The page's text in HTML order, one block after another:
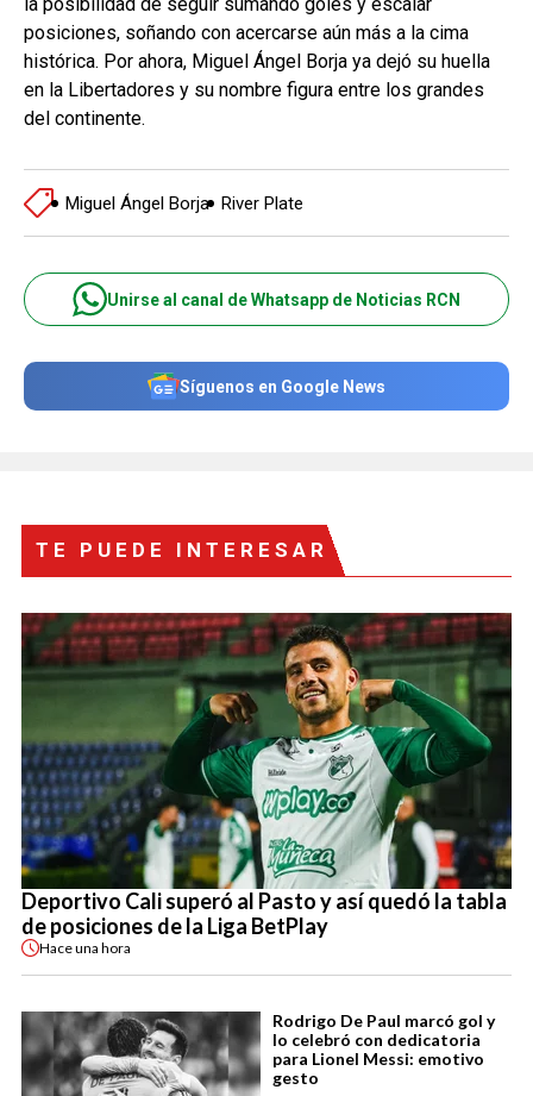
posiciones, soñando con acercarse aún más a la cima
histórica. Por ahora, Miguel Ángel Borja ya dejó su huella
en la Libertadores y su nombre figura entre los grandes
del continente.
Miguel Ángel Borja River Plate
Unirse al canal de Whatsapp de Noticias RCN
Síguenos en Google News
TE PUEDE INTERESAR
Deportivo Cali superó al Pasto y así quedó la tabla
de posiciones de la Liga BetPlay
Haceuna hora
Rodrigo De Paul marcó gol y
lo celebró con dedicatoria
para Lionel Messi: emotivo
gesto